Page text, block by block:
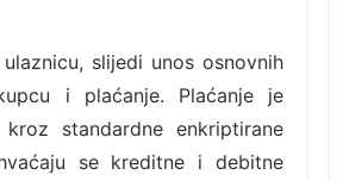
slijedi unos osnovnih
i plaćanje. Plaćanje je
standardne enkriptirane
se kreditne i debitne